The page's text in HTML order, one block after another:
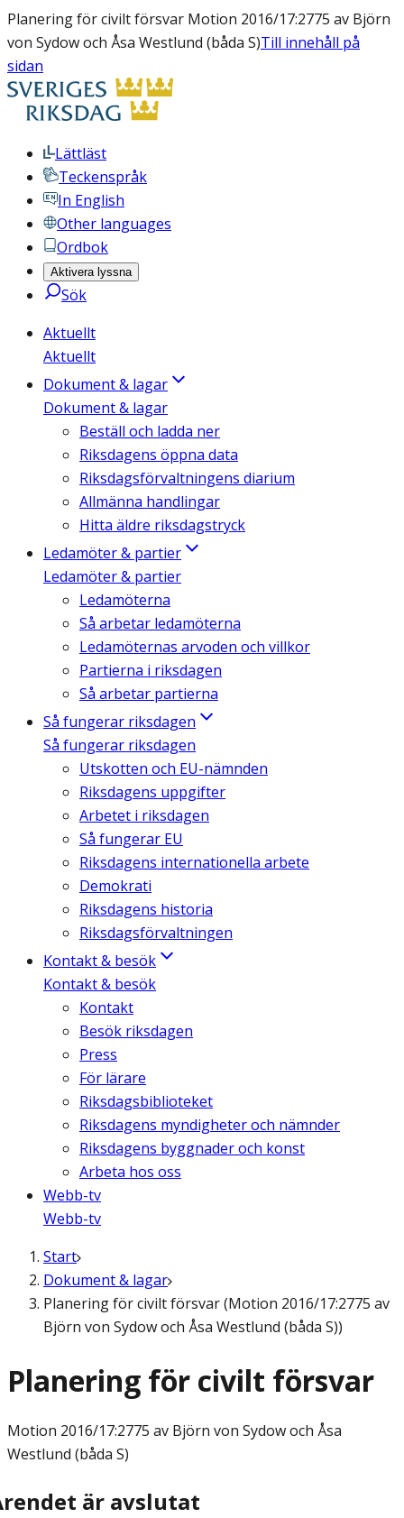
Planering för civilt försvar Motion 2016/17:2775 av Björn
von Sydow och Åsa Westlund (båda S)Till innehåll på
sidan
Lättläst
Teckenspråk
In English
Other languages
Ordbok
Aktivera lyssna
Sök
Aktuellt
Aktuellt
Dokument & lagar
Dokument & lagar
Beställ och ladda ner
Riksdagens öppna data
Riksdagsförvaltningens diarium
Allmänna handlingar
Hitta äldre riksdagstryck
Ledamöter & partier
Ledamöter & partier
Ledamöterna
Så arbetar ledamöterna
Ledamöternas arvoden och villkor
Partierna i riksdagen
Så arbetar partierna
Så fungerar riksdagen
Så fungerar riksdagen
Utskotten och EU-nämnden
Riksdagens uppgifter
Arbetet i riksdagen
Så fungerar EU
Riksdagens internationella arbete
Demokrati
Riksdagens historia
Riksdagsförvaltningen
Kontakt & besök
Kontakt & besök
Kontakt
Besök riksdagen
Press
För lärare
Riksdagsbiblioteket
Riksdagens myndigheter och nämnder
Riksdagens byggnader och konst
Arbeta hos oss
Webb-tv
Webb-tv
Start
Dokument & lagar
Planering för civilt försvar (Motion 2016/17:2775 av
Björn von Sydow och Åsa Westlund (båda S))
Planering för civilt försvar
Motion 2016/17:2775 av Björn von Sydow och Åsa
Westlund (båda S)
är avslutat